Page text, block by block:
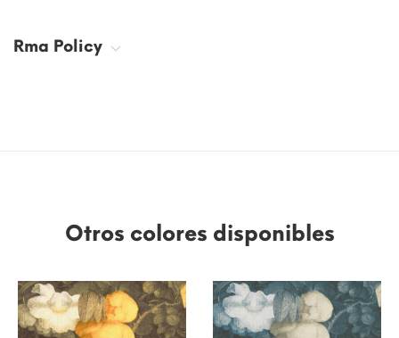
Rma Policy
Otros colores disponibles